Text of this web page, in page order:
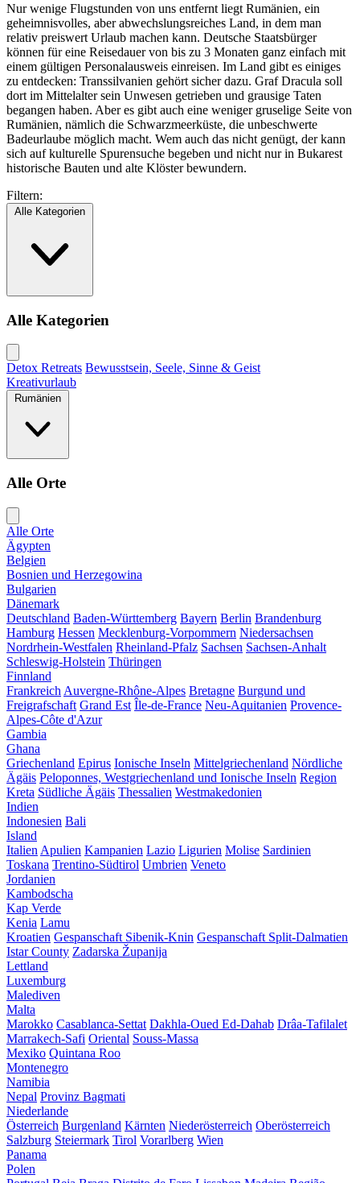
Nur wenige Flugstunden von uns entfernt liegt Rumänien, ein
geheimnisvolles, aber abwechslungsreiches Land, in dem man
relativ preiswert Urlaub machen kann. Deutsche Staatsbürger
können für eine Reisedauer von bis zu 3 Monaten ganz einfach mit
einem gültigen Personalausweis einreisen. Im Land gibt es einiges
zu entdecken: Transsilvanien gehört sicher dazu. Graf Dracula soll
dort im Mittelalter sein Unwesen getrieben und grausige Taten
begangen haben. Aber es gibt auch eine weniger gruselige Seite von
Rumänien, nämlich die Schwarzmeerküste, die unbeschwerte
Badeurlaube möglich macht. Wem auch das nicht genügt, der kann
sich auf kulturelle Spurensuche begeben und nicht nur in Bukarest
historische Bauten und alte Klöster bewundern.
Filtern:
Alle Kategorien
Alle Kategorien
Detox Retreats Bewusstsein, Seele, Sinne & Geist
Kreativurlaub
Rumänien
Alle Orte
Alle Orte
Ägypten
Belgien
Bosnien und Herzegowina
Bulgarien
Dänemark
Deutschland Baden-Württemberg Bayern Berlin Brandenburg
Hamburg Hessen Mecklenburg-Vorpommern Niedersachsen
Nordrhein-Westfalen Rheinland-Pfalz Sachsen Sachsen-Anhalt
Schleswig-Holstein Thüringen
Finnland
Frankreich Auvergne-Rhône-Alpes Bretagne Burgund und
Freigrafschaft Grand Est Île-de-France Neu-Aquitanien Provence-
Alpes-Côte d'Azur
Gambia
Ghana
Griechenland Epirus Ionische Inseln Mittelgriechenland Nördliche
Ägäis Peloponnes, Westgriechenland und Ionische Inseln Region
Kreta Südliche Ägäis Thessalien Westmakedonien
Indien
Indonesien Bali
Island
Italien Apulien Kampanien Lazio Ligurien Molise Sardinien
Toskana Trentino-Südtirol Umbrien Veneto
Jordanien
Kambodscha
Kap Verde
Kenia Lamu
Kroatien Gespanschaft Sibenik-Knin Gespanschaft Split-Dalmatien
Istar County Zadarska Županija
Lettland
Luxemburg
Malediven
Malta
Marokko Casablanca-Settat Dakhla-Oued Ed-Dahab Drâa-Tafilalet
Marrakech-Safi Oriental Souss-Massa
Mexiko Quintana Roo
Montenegro
Namibia
Nepal Provinz Bagmati
Niederlande
Österreich Burgenland Kärnten Niederösterreich Oberösterreich
Salzburg Steiermark Tirol Vorarlberg Wien
Panama
Polen